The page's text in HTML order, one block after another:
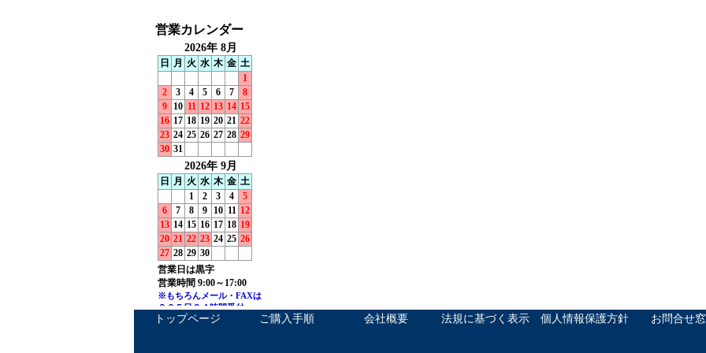
トップページ ご購入手順 会社概要 法規に基づく表示 個人情報保護方針 お問合せ